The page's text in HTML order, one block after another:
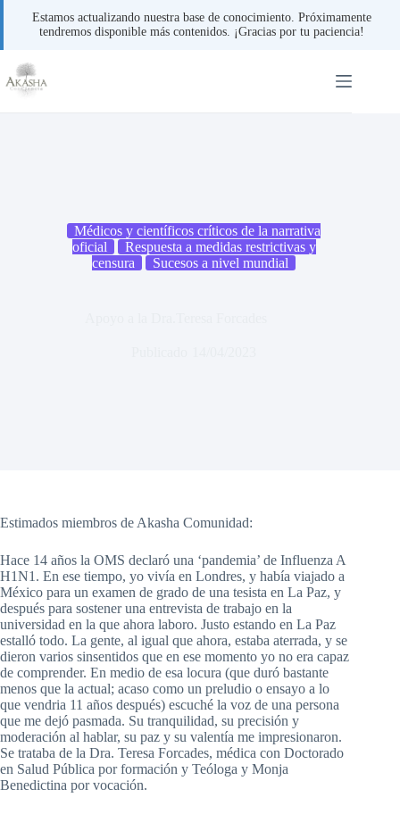
Estamos actualizando nuestra base de conocimiento. Próximamente
tendremos disponible más contenidos. ¡Gracias por tu paciencia!
contenido
Médicos y científicos críticos de la narrativa
oficial
Respuesta a medidas restrictivas y
censura
Sucesos a nivel mundial
Estimados miembros de Akasha Comunidad:
Hace 14 años la OMS declaró una ‘pandemia’ de Influenza A
H1N1. En ese tiempo, yo vivía en Londres, y había viajado a
México para un examen de grado de una tesista en La Paz, y
después para sostener una entrevista de trabajo en la
universidad en la que ahora laboro. Justo estando en La Paz
estalló todo. La gente, al igual que ahora, estaba aterrada, y se
dieron varios sinsentidos que en ese momento yo no era capaz
de comprender. En medio de esa locura (que duró bastante
menos que la actual; acaso como un preludio o ensayo a lo
que vendria 11 años después) escuché la voz de una persona
que me dejó pasmada. Su tranquilidad, su precisión y
moderación al hablar, su paz y su valentía me impresionaron.
Se trataba de la Dra. Teresa Forcades, médica con Doctorado
en Salud Pública por formación y Teóloga y Monja
Benedictina por vocación.